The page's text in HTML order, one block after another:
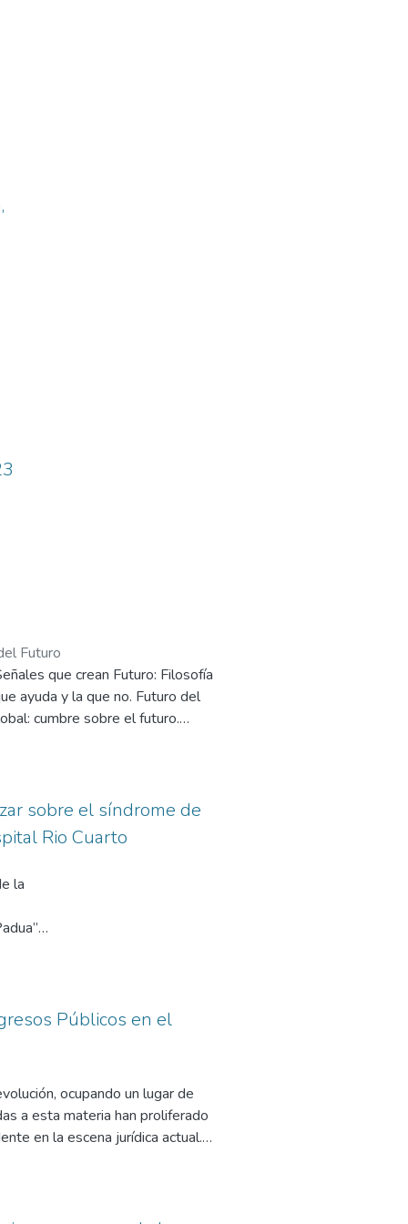
Futuro
que crean Futuro: Filosofía
ayuda y la que no. Futuro del
cumbre sobre el futuro.
Yunus. Innovación en
la matriz energética limpia
sobre el síndrome de
Rio Cuarto
la
de
fin
Públicos en el
ocupando un lugar de
a esta materia han proliferado
en la escena jurídica actual.
de la Administración
posiciona como contracara del